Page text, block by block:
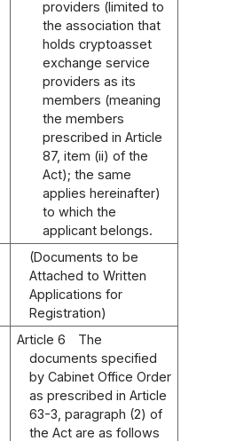
providers (limited to
the association that
holds cryptoasset
exchange service
providers as its
members (meaning
the members
prescribed in Article
87, item (ii) of the
Act); the same
applies hereinafter)
to which the
applicant belongs.
(Documents to be
Attached to Written
Applications for
Registration)
Article 6
The
documents specified
by Cabinet Office Order
as prescribed in Article
63-3, paragraph (2) of
the Act are as follows